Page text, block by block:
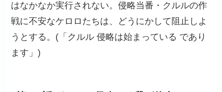
はなかなか実行されない。侵略当番・クルルの作
戦に不安なケロロたちは、どうにかして阻止しよ
うとする。(「クルル 侵略は始まっている であり
ます」)